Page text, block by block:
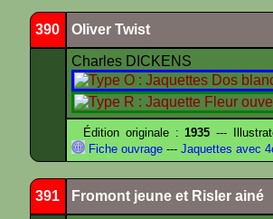
390 Oliver Twist
Charles DICKENS
Édition originale :1935 ---
Fiche ouvrage --- Jaquettes avec
391 Fromont jeune et Risler ainé